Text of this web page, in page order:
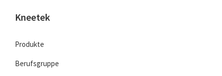
Hauptnavigation
Inhalt
Seitenspalte
Kneetek
Kniepolster
vom
Produkte
Berufsgruppe